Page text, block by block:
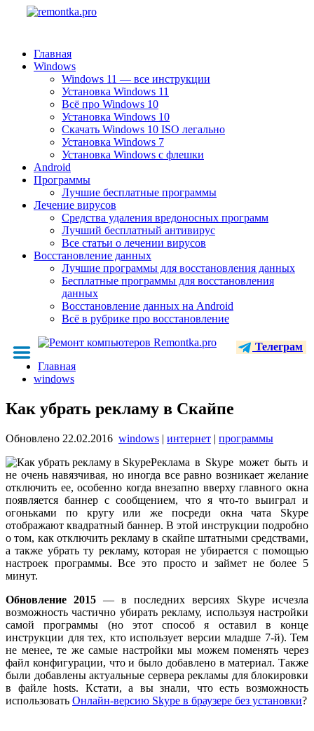
Главная
Windows
Windows 11 — все инструкции
Установка Windows 11
Всё про Windows 10
Установка Windows 10
Скачать Windows 10 ISO легально
Установка Windows 7
Установка Windows с флешки
Android
Программы
Лучшие бесплатные программы
Лечение вирусов
Средства удаления вредоносных программ
Лучший бесплатный антивирус
Все статьи о лечении вирусов
Восстановление данных
Лучшие программы для восстановления данных
Бесплатные программы для восстановления
данных
Восстановление данных на Android
Всё в рубрике про восстановление
Телеграм
Главная
windows
Как убрать рекламу в Скайпе
Обновлено 22.02.2016 windows | интернет | программы
Реклама в Skype может быть и
не очень навязчивая, но иногда все равно возникает желание
отключить ее, особенно когда внезапно вверху главного окна
появляется баннер с сообщением, что я что-то выиграл и
огоньками по кругу или же посреди окна чата Skype
отображают квадратный баннер. В этой инструкции подробно
о том, как отключить рекламу в скайпе штатными средствами,
а также убрать ту рекламу, которая не убирается с помощью
настроек программы. Все это просто и займет не более 5
минут.
Обновление 2015 — в последних версиях Skype исчезла
возможность частично убирать рекламу, используя настройки
самой программы (но этот способ я оставил в конце
инструкции для тех, кто использует версии младше 7-й). Тем
не менее, те же самые настройки мы можем поменять через
файл конфигурации, что и было добавлено в материал. Также
были добавлены актуальные сервера рекламы для блокировки
в файле hosts. Кстати, а вы знали, что есть возможность
использовать Онлайн-версию Skype в браузере без установки?